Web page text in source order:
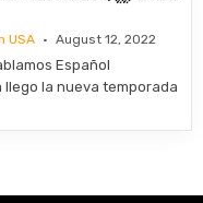
USA August 12, 2022
Español
llego la nueva temporada